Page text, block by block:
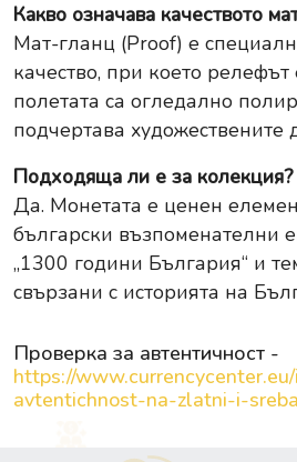
Какво означава качеството
Мат-гланц (Proof) е
качество, при което
полетата са огледално
подчертава художествените
Подходяща ли е за колекция?
Да. Монетата е ценен
български възпоменателни
„1300 години България“ и
свързани с историята на
Проверка за автентичност -
https://
avtentichnost-na-zlatni-i-